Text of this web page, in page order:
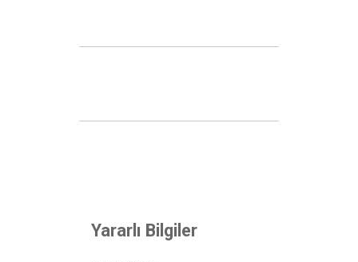
Yararlı Bilgiler